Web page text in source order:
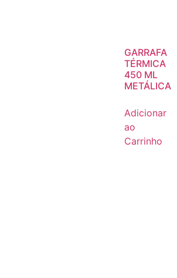
GARRAFA
TÉRMICA
450 ML
METÁLICA
Adicionar
ao
Carrinho